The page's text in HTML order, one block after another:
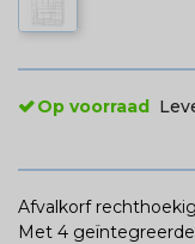
Op voorraad
Afvalkorf
Met 4